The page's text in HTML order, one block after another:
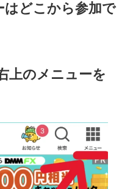
どこから参加で
上のメニューを